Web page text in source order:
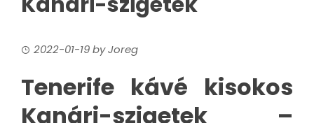
2022-01-19byJoreg
Tenerife kávé kisokos
Kanári-szigetek –